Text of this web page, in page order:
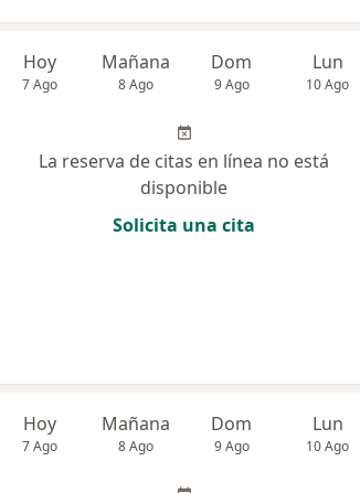
Hoy
7 Ago
Mañana
8 Ago
Dom
9 Ago
Lun
10 Ago
La reserva de citas en línea no está
disponible
Solicita una cita
Hoy
7 Ago
Mañana
8 Ago
Dom
9 Ago
Lun
10 Ago